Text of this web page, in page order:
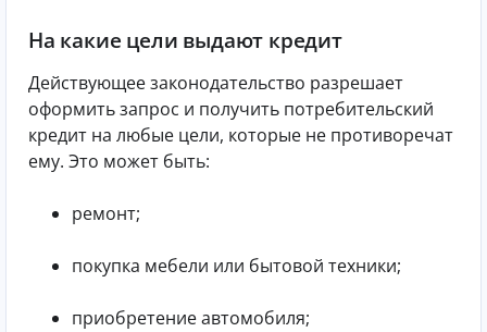
На какие цели выдают кредит
Действующее законодательство разрешает
оформить запрос и получить потребительский
кредит на любые цели, которые не противоречат
ему. Это может быть:
ремонт;
покупка мебели или бытовой техники;
приобретение автомобиля;